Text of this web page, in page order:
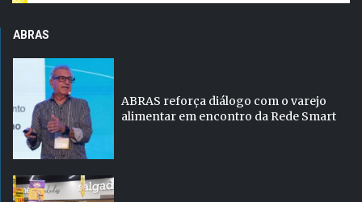
ABRAS
ABRAS reforça diálogo com o varejo
alimentar em encontro da Rede Smart